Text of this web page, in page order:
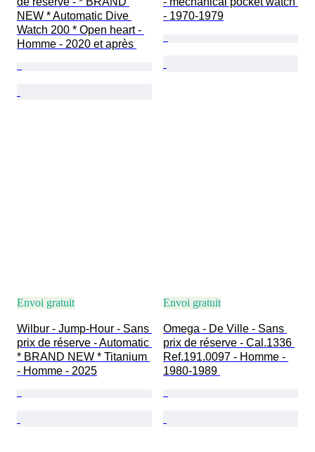
NEW * Automatic Dive
Watch 200 * Open heart -
Homme - 2020 et après
- 1970-1979
Envoi gratuit
Wilbur - Jump-Hour - Sans
prix de réserve - Automatic
* BRAND NEW * Titanium
- Homme - 2025
Envoi gratuit
Omega - De Ville - Sans
prix de réserve - Cal.1336
Ref.191.0097 - Homme -
1980-1989